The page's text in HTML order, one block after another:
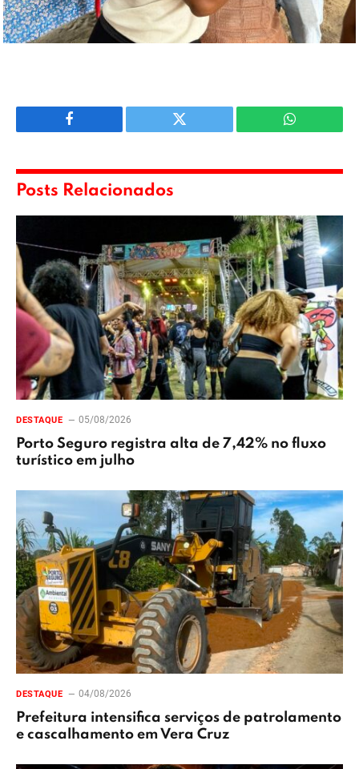
Facebook Twitter WhatsApp
Posts Relacionados
DESTAQUE 05/08/2026
Porto Seguro registra alta de 7,42% no fluxo
turístico em julho
DESTAQUE 04/08/2026
Prefeitura intensifica serviços de patrolamento
e cascalhamento em Vera Cruz